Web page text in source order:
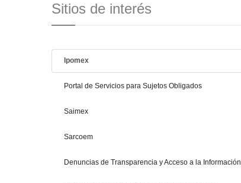
Sitios de interés
Ipomex
Portal de Servicios para Sujetos Obligados
Saimex
Sarcoem
Denuncias de Transparencia y Acceso a la Información